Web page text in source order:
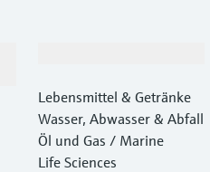
Lebensmittel & Getränke
Wasser, Abwasser & Abfall
Öl und Gas / Marine
Life Sciences